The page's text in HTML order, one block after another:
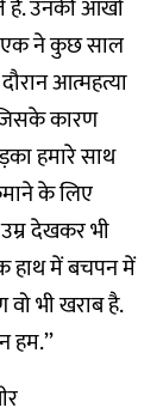
हैं. उनकी आंखों
एक ने कुछ साल
आत्महत्या
कारण
हमारे साथ
के लिए
देखकर भी
हाथ में बचपन में
भी खराब है.